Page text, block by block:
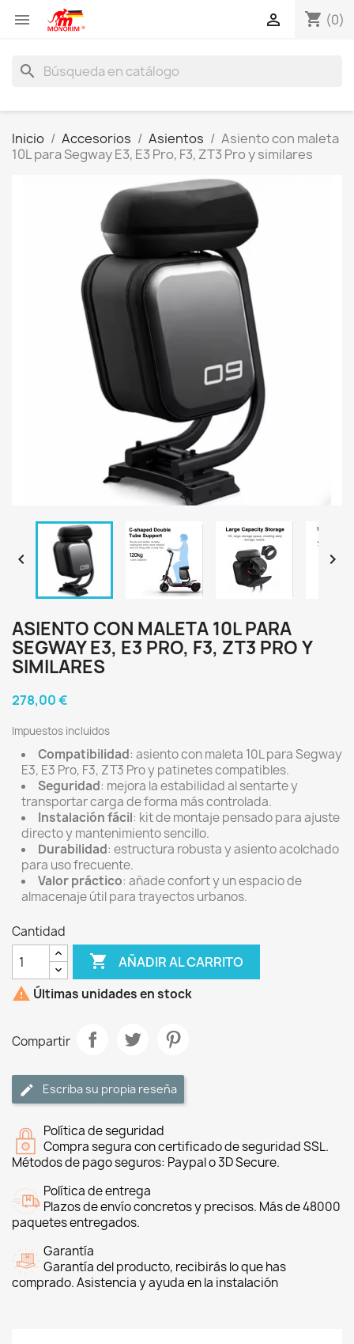
 shopping_cart (0)

search
Inicio Accesorios Asientos
Asiento con maleta
10L para Segway E3, E3 Pro, F3, ZT3 Pro y similares
 
ASIENTO CON MALETA 10L PARA
SEGWAY E3, E3 PRO, F3, ZT3 PRO Y
SIMILARES
278,00 €
Impuestos incluidos
Compatibilidad: asiento con maleta 10L para Segway
E3, E3 Pro, F3, ZT3 Pro y patinetes compatibles.
Seguridad: mejora la estabilidad al sentarte y
transportar carga de forma más controlada.
Instalación fácil: kit de montaje pensado para ajuste
directo y mantenimiento sencillo.
Durabilidad: estructura robusta y asiento acolchado
para uso frecuente.
Valor práctico: añade confort y un espacio de
almacenaje útil para trayectos urbanos.
Cantidad
 AÑADIR AL CARRITO
 Últimas unidades en stock
Compartir
Escriba su propia reseña
Política de seguridad
Compra segura con certificado de seguridad SSL.
Métodos de pago seguros: Paypal o 3D Secure.
Política de entrega
Plazos de envío concretos y precisos. Más de 48000
paquetes entregados.
Garantía
Garantía del producto, recibirás lo que has
comprado. Asistencia y ayuda en la instalación